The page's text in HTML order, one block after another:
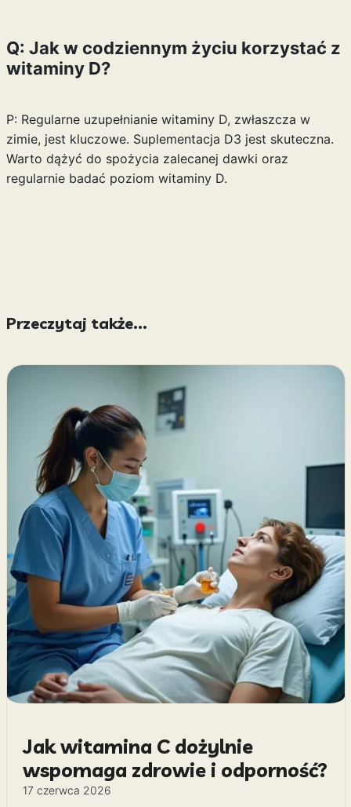
Q: Jak w codziennym życiu korzystać z
witaminy D?
P: Regularne uzupełnianie witaminy D, zwłaszcza w
zimie, jest kluczowe. Suplementacja D3 jest skuteczna.
Warto dążyć do spożycia zalecanej dawki oraz
regularnie badać poziom witaminy D.
Przeczytaj także...
Jak witamina C dożylnie
wspomaga zdrowie i odporność?
17 czerwca 2026